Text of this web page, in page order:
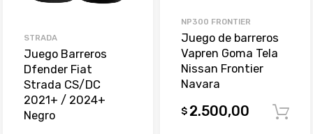
STRADA
Juego Barreros
Dfender Fiat
Strada CS/DC
2021+ / 2024+
Negro
NP300 FRONTIER
Juego de barreros
Vapren Goma Tela
Nissan Frontier
Navara
$ 2.500,00